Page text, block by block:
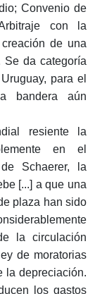
Convenio de
con la
de una
Se da categoría
para el
bandera aún
resiente la
en el
Schaerer, la
[...] a que una
plaza han sido
la circulación
de moratorias
la depreciación.
los gastos